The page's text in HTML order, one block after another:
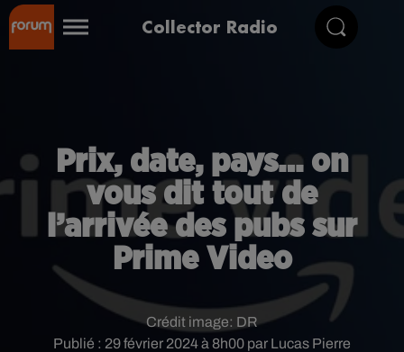
Collector Radio
Prix, date, pays… on
vous dit tout de
l’arrivée des pubs sur
Prime Video
Publié : 29 février 2024 à 8h00 par Lucas Pierre
Crédit image: DR